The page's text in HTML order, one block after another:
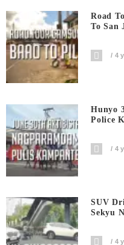
Road
To San
4
Hunyo
Police
4
SUV
Sekyu
4